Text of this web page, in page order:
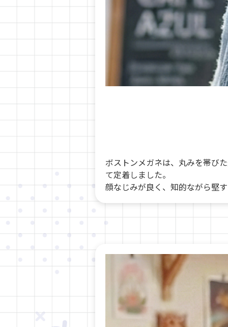
ボストンメガネは、丸みを帯び
て定着しました。
顔なじみが良く、知的ながら堅